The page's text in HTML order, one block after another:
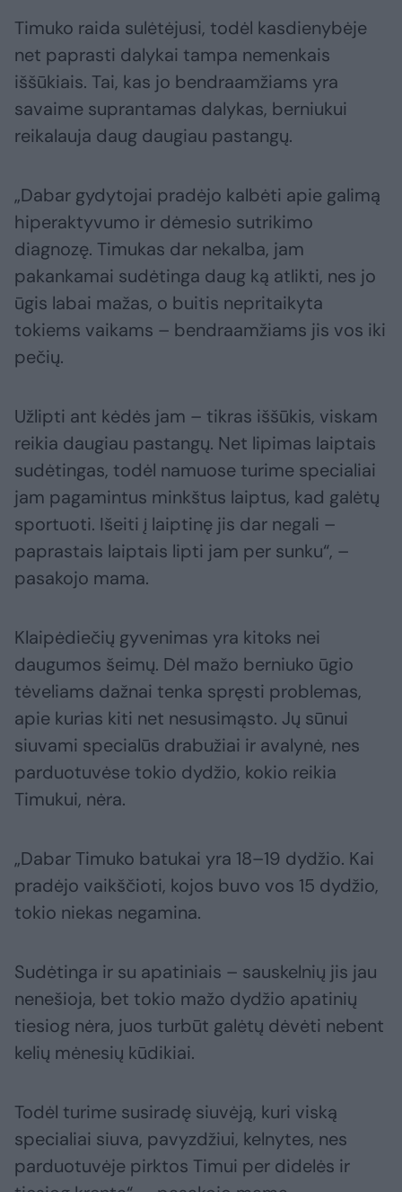
Timuko raida sulėtėjusi, todėl kasdienybėje
net paprasti dalykai tampa nemenkais
iššūkiais. Tai, kas jo bendraamžiams yra
savaime suprantamas dalykas, berniukui
reikalauja daug daugiau pastangų.
„Dabar gydytojai pradėjo kalbėti apie galimą
hiperaktyvumo ir dėmesio sutrikimo
diagnozę. Timukas dar nekalba, jam
pakankamai sudėtinga daug ką atlikti, nes jo
ūgis labai mažas, o buitis nepritaikyta
tokiems vaikams – bendraamžiams jis vos iki
pečių.
Užlipti ant kėdės jam – tikras iššūkis, viskam
reikia daugiau pastangų. Net lipimas laiptais
sudėtingas, todėl namuose turime specialiai
jam pagamintus minkštus laiptus, kad galėtų
sportuoti. Išeiti į laiptinę jis dar negali –
paprastais laiptais lipti jam per sunku“, –
pasakojo mama.
Klaipėdiečių gyvenimas yra kitoks nei
daugumos šeimų. Dėl mažo berniuko ūgio
tėveliams dažnai tenka spręsti problemas,
apie kurias kiti net nesusimąsto. Jų sūnui
siuvami specialūs drabužiai ir avalynė, nes
parduotuvėse tokio dydžio, kokio reikia
Timukui, nėra.
„Dabar Timuko batukai yra 18–19 dydžio. Kai
pradėjo vaikščioti, kojos buvo vos 15 dydžio,
tokio niekas negamina.
Sudėtinga ir su apatiniais – sauskelnių jis jau
nenešioja, bet tokio mažo dydžio apatinių
tiesiog nėra, juos turbūt galėtų dėvėti nebent
kelių mėnesių kūdikiai.
Todėl turime susiradę siuvėją, kuri viską
specialiai siuva, pavyzdžiui, kelnytes, nes
parduotuvėje pirktos Timui per didelės ir